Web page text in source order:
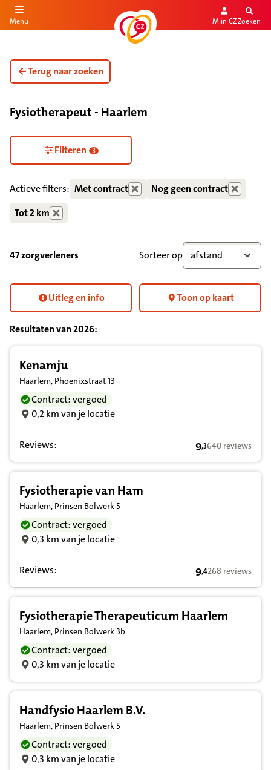
de inhoud
Menu Mijn CZZoeken
Terug naar zoeken
Fysiotherapeut - Haarlem
Filteren 3
Actieve filters: Met contract
Nog geen contract
Tot 2 km
47 zorgverleners Sorteer op afstand
Uitleg en info Toon op kaart
Resultaten van2026:
Kenamju
Haarlem, Phoenixstraat 13
Contract: vergoed
0,2 km van je locatie
Reviews: 9,3 op basis van
9,3640 reviews
Fysiotherapie van Ham
Haarlem, Prinsen Bolwerk 5
Contract: vergoed
0,3 km van je locatie
Reviews: 9,4 op basis van
9,4268 reviews
Fysiotherapie Therapeuticum Haarlem
Haarlem, Prinsen Bolwerk 3b
Contract: vergoed
0,3 km van je locatie
Handfysio Haarlem B.V.
Haarlem, Prinsen Bolwerk 5
Contract: vergoed
0,3 km van je locatie